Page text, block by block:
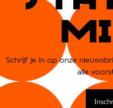
Schrijf je in op onze
alle